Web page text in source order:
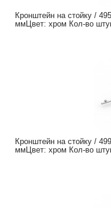
Кронштейн на стойку /
ммЦвет: хром Кол-во
Кронштейн на стойку /
ммЦвет: хром Кол-во